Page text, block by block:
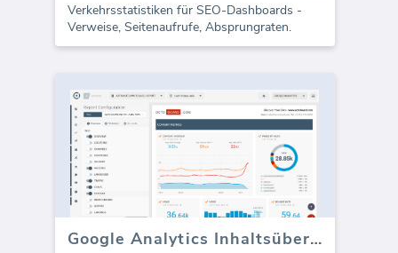
Verkehrsstatistiken für SEO-Dashboards -
Verweise, Seitenaufrufe, Absprungraten.
Google Analytics Inhaltsübersicht (Bericht)